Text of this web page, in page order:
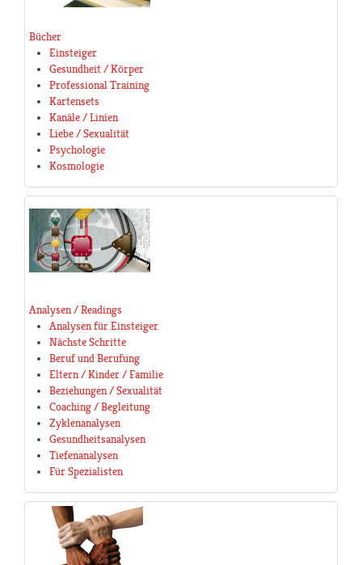
Bücher
Einsteiger
Gesundheit / Körper
Professional Training
Kartensets
Kanäle / Linien
Liebe / Sexualität
Psychologie
Kosmologie
Analysen / Readings
Analysen für Einsteiger
Nächste Schritte
Beruf und Berufung
Eltern / Kinder / Familie
Beziehungen / Sexualität
Coaching / Begleitung
Zyklenanalysen
Gesundheitsanalysen
Tiefenanalysen
Für Spezialisten